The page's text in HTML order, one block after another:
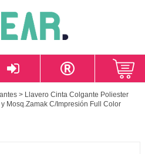
> Llavero Cinta Colgante Poliester
Mosq.Zamak C/Impresión Full Color